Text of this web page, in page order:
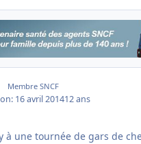
Membre SNCF
16 avril 201412 ans
à une tournée de gars de